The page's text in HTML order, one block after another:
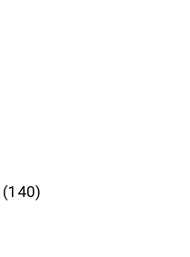
140